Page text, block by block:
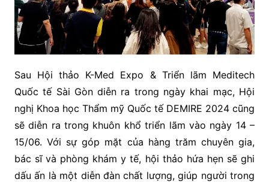
Sau Hội thảo K-Med Expo & Triển lãm Meditech
Quốc tế Sài Gòn diễn ra trong ngày khai mạc, Hội
nghị Khoa học Thẩm mỹ Quốc tế DEMIRE 2024 cũng
sẽ diễn ra trong khuôn khổ triển lãm vào ngày 14 –
15/06. Với sự góp mặt của hàng trăm chuyên gia,
bác sĩ và phòng khám y tế, hội thảo hứa hẹn sẽ ghi
dấu ấn là một diễn đàn chất lượng, giúp người trong